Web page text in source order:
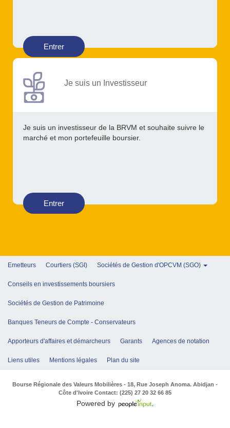
Entrer
Je suis un Investisseur
Je suis un investisseur de la BRVM et souhaite suivre le
marché et mon portefeuille boursier.
Entrer
Emetteurs Courtiers (SGI) Sociétés de Gestion d'OPCVM (SGO)
Conseils en investissements boursiers
Sociétés de Gestion de Patrimoine
Banques Teneurs de Compte - Conservateurs
Apporteurs d'affaires et démarcheurs Garants Agences de notation
Liens utiles Mentions légales Plan du site
Bourse Régionale des Valeurs Mobilières - 18, Rue Joseph Anoma. Abidjan -
Côte d'Ivoire Contact: (225) 27 20 32 66 85
Powered by